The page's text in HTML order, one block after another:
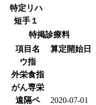
特定リハ
短手１
特掲診療料
項目名
算定開始日
ウ指
外栄食指
がん専栄
遠隔ペ
2020-07-01